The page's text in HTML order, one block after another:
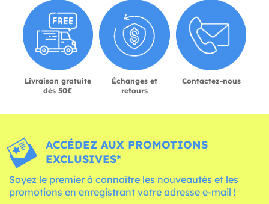
Livraison gratuite
dès 50€
Échanges et
retours
Contactez-nous
ACCÉDEZ AUX PROMOTIONS
EXCLUSIVES*
Soyez le premier à connaître les nouveautés et les
promotions en enregistrant votre adresse e-mail !